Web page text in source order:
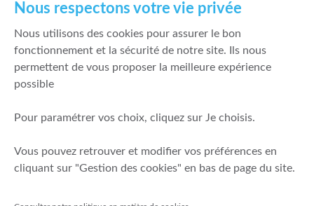
Politique de meilleure sélection
Politique de durabilité
Fonds de garantie des dépôts et de résolution
Mentions légales
Prévention de la fraude
Nous respectons votre vie privée
Nous utilisons des cookies pour assurer le bon
fonctionnement et la sécurité de notre site. Ils nous
permettent de vous proposer la meilleure expérience
possible
Pour paramétrer vos choix, cliquez sur Je choisis.
Vous pouvez retrouver et modifier vos préférences en
cliquant sur "Gestion des cookies" en bas de page du site.